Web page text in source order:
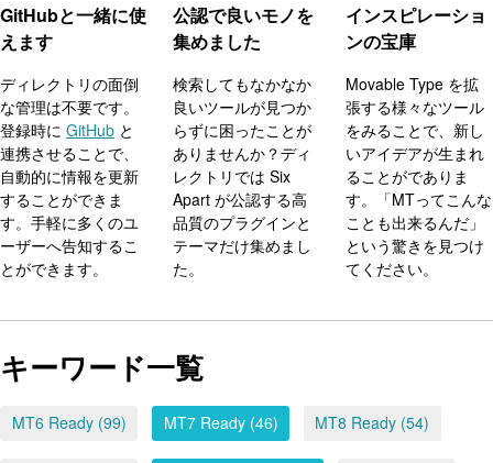
GitHubと一緒に使
えます
ディレクトリの面倒
な管理は不要です。
登録時に GitHub と
連携させることで、
自動的に情報を更新
することができま
す。手軽に多くのユ
ーザーへ告知するこ
とができます。
公認で良いモノを
集めました
検索してもなかなか
良いツールが見つか
らずに困ったことが
ありませんか？ディ
レクトリでは Six
Apart が公認する高
品質のプラグインと
テーマだけ集めまし
た。
インスピレーショ
ンの宝庫
Movable Type を拡
張する様々なツール
をみることで、新し
いアイデアが生まれ
ることがでありま
す。「MTってこんな
ことも出来るんだ」
という驚きを見つけ
てください。
キーワード一覧
MT6 Ready (99) MT7 Ready (46) MT8 Ready (54)